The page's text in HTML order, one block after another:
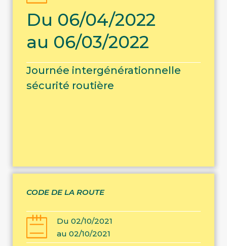
Du 06/04/2022
au 06/03/2022
Journée intergénérationnelle
sécurité routière
CODE DE LA ROUTE
Du 02/10/2021
au 02/10/2021